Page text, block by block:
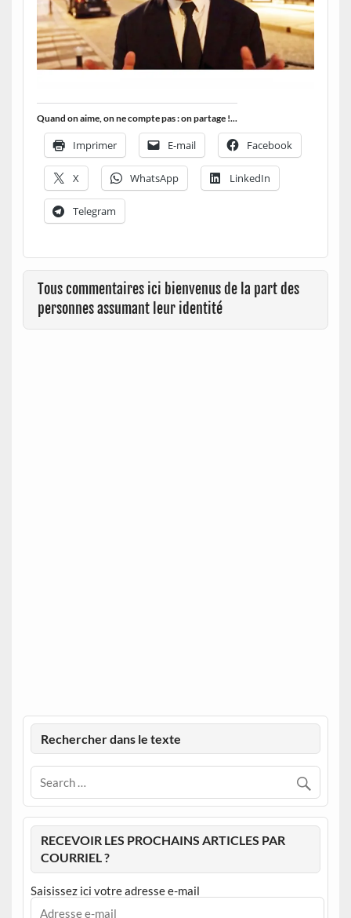
Quand on aime, on ne compte pas : on partage !...
Imprimer E-mail Facebook
X WhatsApp LinkedIn
Telegram
Tous commentaires ici bienvenus de la part des
personnes assumant leur identité
Rechercher dans le texte
RECEVOIR LES PROCHAINS ARTICLES PAR
COURRIEL ?
Saisissez ici votre adresse e-mail
Adresse